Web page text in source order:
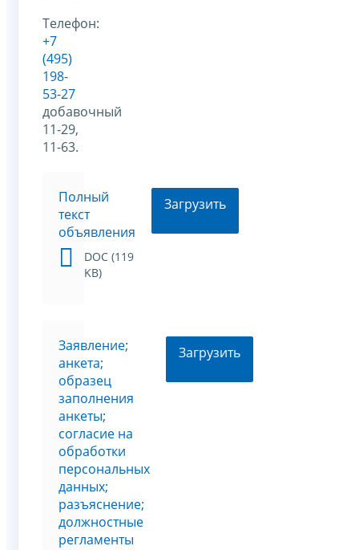
Телефон:
+7
(495)
198-
53-27
добавочный
11-29,
11-63.
Полный
текст
объявления
DOC (119
KB)
Загрузить
Заявление;
анкета;
образец
заполнения
анкеты;
согласие на
обработки
персональных
данных;
разъяснение;
должностные
регламенты
Загрузить